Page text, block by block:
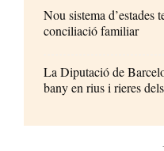
Nou sistema d’estades
conciliació familiar
La Diputació de
bany en rius i rieres